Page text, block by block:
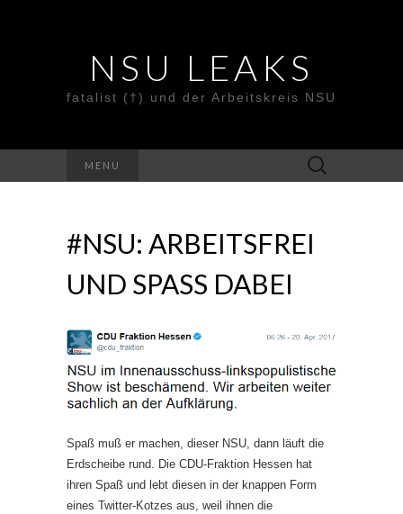
NSU LEAKS
fatalist (†) und der Arbeitskreis NSU
MENU
Suche
nach:
#NSU: ARBEITSFREI
UND SPASS DABEI
Spaß muß er machen, dieser NSU, dann läuft die
Erdscheibe rund. Die CDU-Fraktion Hessen hat
ihren Spaß und lebt diesen in der knappen Form
eines Twitter-Kotzes aus, weil ihnen die